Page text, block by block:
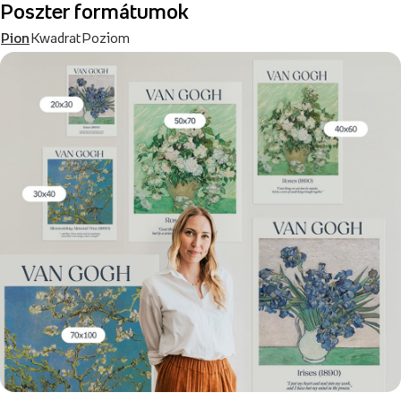
Poszter formátumok
PionKwadratPoziom